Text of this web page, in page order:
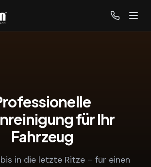
für Ihr
Fahrzeug
in die letzte Ritze – für einen